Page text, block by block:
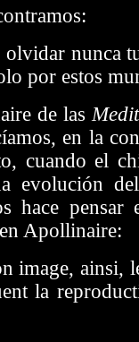
nunca
por estos
de las
en la
cuando el
evolución
hace pensar
Apollinaire:
image, ainsi,
la